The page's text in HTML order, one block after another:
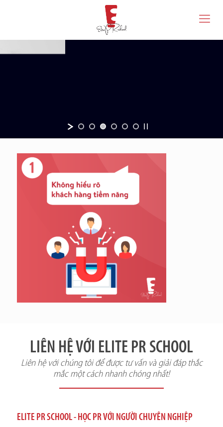
LIÊN HỆ VỚI ELITE PR SCHOOL
Liên hệ với chúng tôi để được tư vấn và giải đáp thắc
mắc một cách nhanh chóng nhất!
ELITE PR SCHOOL - HỌC PR VỚI NGƯỜI CHUYÊN NGHIỆP